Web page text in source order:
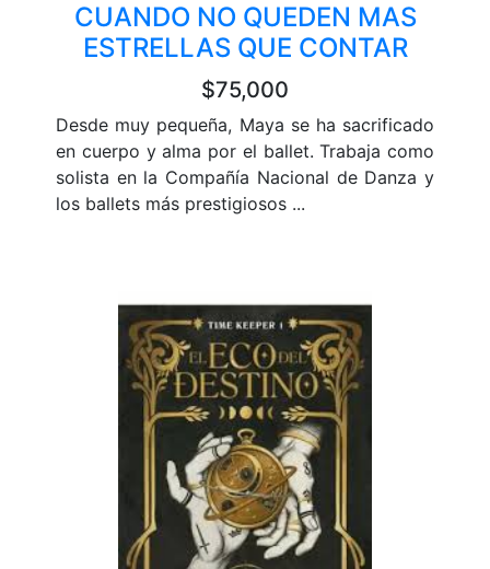
CUANDO NO QUEDEN MAS
ESTRELLAS QUE CONTAR
$75,000
Desde muy pequeña, Maya se ha sacrificado
en cuerpo y alma por el ballet. Trabaja como
solista en la Compañía Nacional de Danza y
los ballets más prestigiosos ...